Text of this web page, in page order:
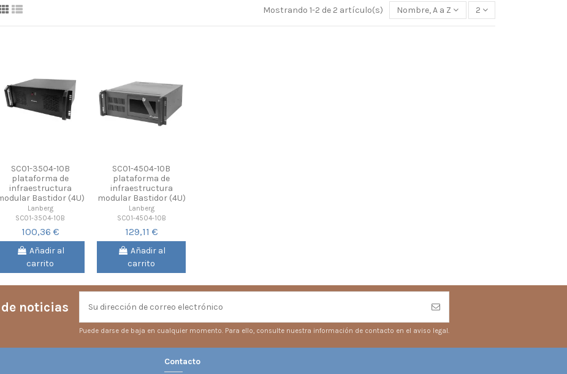
Mostrando 1-2 de 2 artículo(s) Nombre, A a Z 2
SC01-3504-10B
plataforma de
infraestructura
Bastidor (4U)
Lanberg
SC01-3504-10B
100,36 €
Añadir al
carrito
SC01-4504-10B
plataforma de
infraestructura
modular Bastidor (4U)
Lanberg
SC01-4504-10B
129,11 €
Añadir al
carrito
noticias
Puede darse de baja en cualquier momento. Para ello, consulte nuestra información de contacto en el aviso legal.
Contacto